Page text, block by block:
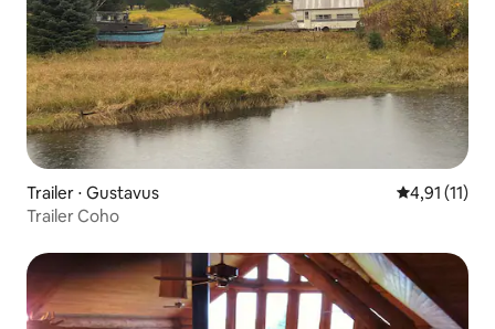
Trailer ⋅ Gustavus 4,91 de uma
4,91 (11)
Trailer Coho